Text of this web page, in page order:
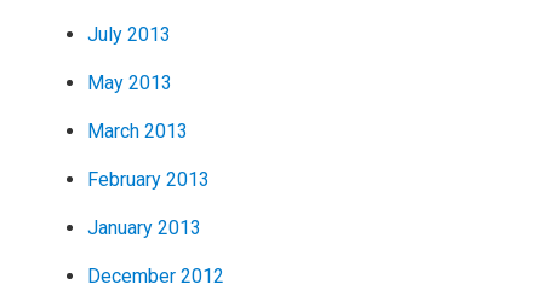
July 2013
May 2013
March 2013
February 2013
January 2013
December 2012